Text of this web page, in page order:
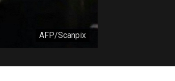
AFP/Scanpix